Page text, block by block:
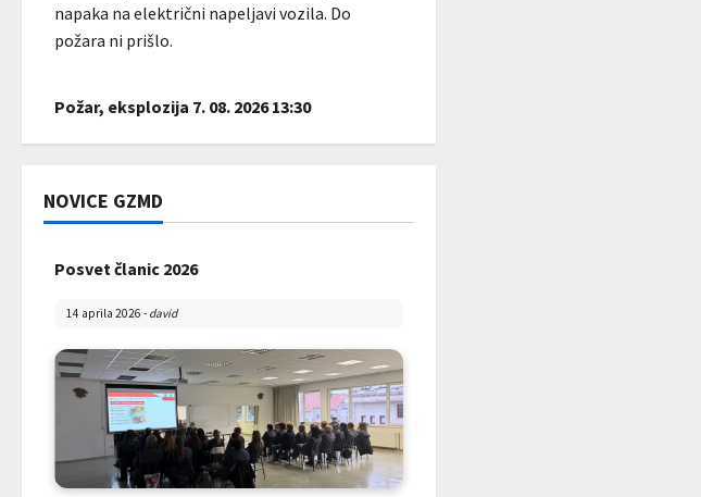
napaka na električni napeljavi vozila. Do
požara ni prišlo.
Požar, eksplozija 7. 08. 2026 13:30
Ob 13.31 je v ulici Dobja vas v občini Ravne na
Koroškem v trgovskem objektu gorel
trgovine, gasilci KGZ Ravne so objekt
NOVICE GZMD
Posvet članic 2026
14 aprila 2026 - david